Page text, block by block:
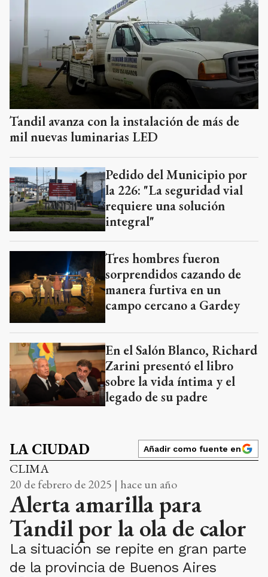
Tandil avanza con la instalación de más de
mil nuevas luminarias LED
Pedido del Municipio por
la 226: "La seguridad vial
requiere una solución
integral"
Tres hombres fueron
sorprendidos cazando de
manera furtiva en un
campo cercano a Gardey
En el Salón Blanco, Richard
Zarini presentó el libro
sobre la vida íntima y el
legado de su padre
LA CIUDAD Añadir como fuente en
CLIMA
20 de febrero de 2025 | hace un año
Alerta amarilla para
Tandil por la ola de calor
La situación se repite en gran parte
de la provincia de Buenos Aires